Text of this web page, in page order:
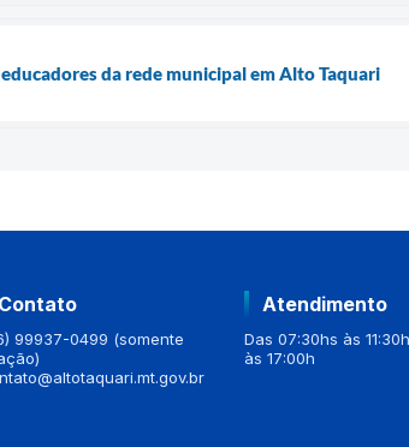
da rede municipal em Alto Taquari
Contato
99937-0499 (somente
Atendimento
Das 07:30hs às
às 17:00h